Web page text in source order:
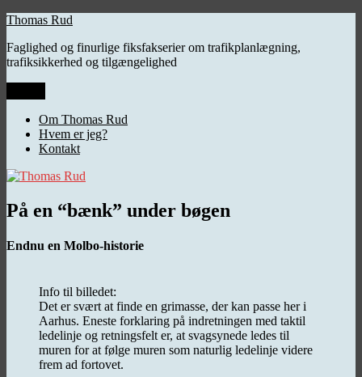
Videre
indhold
Thomas Rud
Faglighed og finurlige fiksfakserier om trafikplanlægning,
trafiksikkerhed og tilgængelighed
Om Thomas Rud
Hvem er jeg?
Kontakt
På en “bænk” under bøgen
Endnu en Molbo-historie
Info til billedet:
Det er svært at finde en grimasse, der kan passe her i
Aarhus. Eneste forklaring på indretningen med taktil
ledelinje og retningsfelt er, at svagsynede ledes til
muren for at følge muren som naturlig ledelinje videre
frem ad fortovet.